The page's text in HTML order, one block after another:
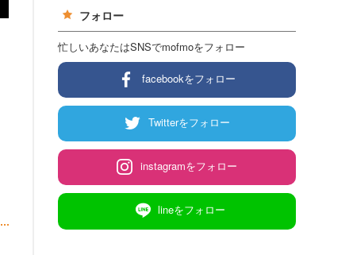
フォロー
忙しいあなたはSNSでmofmoをフォロー
facebookをフォロー
Twitterをフォロー
instagramをフォロー
lineをフォロー